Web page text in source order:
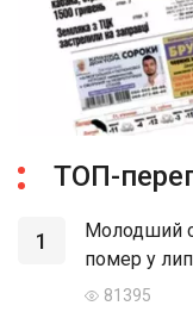
ТОП-
1
Молодший
помер у
81395